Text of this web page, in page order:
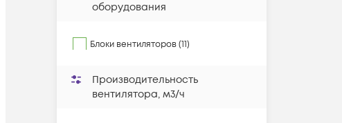
оборудования
Блоки вентиляторов (11)
Производительность
вентилятора, м3/ч